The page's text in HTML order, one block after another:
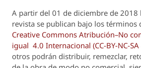
A partir del 01 de diciembre de 2018
revista se publican bajo los términos
Creative Commons Atribución–No
igual 4.0 Internacional (CC-BY-NC-SA
otros podrán distribuir, remezclar,